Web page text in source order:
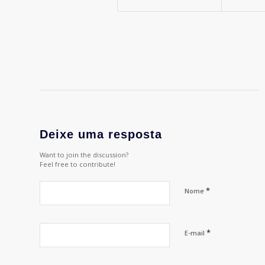
Deixe uma resposta
Want to join the discussion?
Feel free to contribute!
Nome *
E-mail *